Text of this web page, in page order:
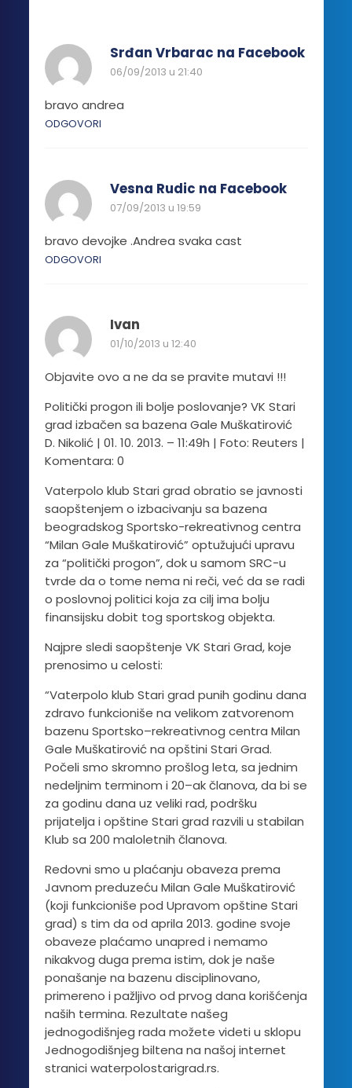
biti
izabrane
stranici
Srđan Vrbarac na Facebook
06/09/2013 u 21:40
bravo andrea
ODGOVORI
Vesna Rudic na Facebook
07/09/2013 u 19:59
bravo devojke .Andrea svaka cast
ODGOVORI
Ivan
01/10/2013 u 12:40
Objavite ovo a ne da se pravite mutavi !!!
Politički progon ili bolje poslovanje? VK Stari
grad izbačen sa bazena Gale Muškatirović
D. Nikolić | 01. 10. 2013. – 11:49h | Foto: Reuters |
Komentara: 0
Vaterpolo klub Stari grad obratio se javnosti
saopštenjem o izbacivanju sa bazena
beogradskog Sportsko-rekreativnog centra
“Milan Gale Muškatirović” optužujući upravu
za “politički progon”, dok u samom SRC-u
tvrde da o tome nema ni reči, već da se radi
o poslovnoj politici koja za cilj ima bolju
finansijsku dobit tog sportskog objekta.
Najpre sledi saopštenje VK Stari Grad, koje
prenosimo u celosti:
“Vaterpolo klub Stari grad punih godinu dana
zdravo funkcioniše na velikom zatvorenom
bazenu Sportsko–rekreativnog centra Milan
Gale Muškatirović na opštini Stari Grad.
Počeli smo skromno prošlog leta, sa jednim
nedeljnim terminom i 20–ak članova, da bi se
za godinu dana uz veliki rad, podršku
prijatelja i opštine Stari grad razvili u stabilan
Klub sa 200 maloletnih članova.
Redovni smo u plaćanju obaveza prema
Javnom preduzeću Milan Gale Muškatirović
(koji funkcioniše pod Upravom opštine Stari
grad) s tim da od aprila 2013. godine svoje
obaveze plaćamo unapred i nemamo
nikakvog duga prema istim, dok je naše
ponašanje na bazenu disciplinovano,
primereno i pažljivo od prvog dana korišćenja
naših termina. Rezultate našeg
jednogodišnjeg rada možete videti u sklopu
Jednogodišnjeg biltena na našoj internet
stranici waterpolostarigrad.rs.